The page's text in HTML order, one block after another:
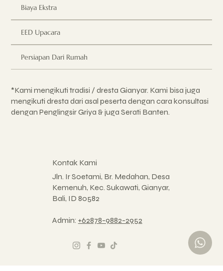
Biaya Ekstra
EED Upacara
Persiapan Dari Rumah
*Kami mengikuti tradisi / dresta Gianyar. Kami bisa juga
mengikuti dresta dari asal peserta dengan cara konsultasi
dengan Penglingsir Griya & juga Serati Banten.
Kontak Kami
Jln. Ir Soetami, Br. Medahan, Desa
Kemenuh, Kec. Sukawati, Gianyar,
Bali, ID 80582
Admin: +62878-9882-2952